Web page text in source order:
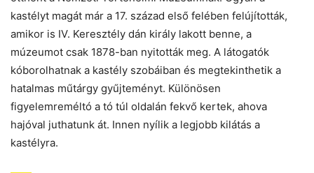
kastélyt magát már a 17. század első felében felújították,
amikor is IV. Keresztély dán király lakott benne, a
múzeumot csak 1878-ban nyitották meg. A látogatók
kóborolhatnak a kastély szobáiban és megtekinthetik a
hatalmas műtárgy gyűjteményt. Különösen
figyelemreméltó a tó túl oldalán fekvő kertek, ahova
hajóval juthatunk át. Innen nyílik a legjobb kilátás a
kastélyra.